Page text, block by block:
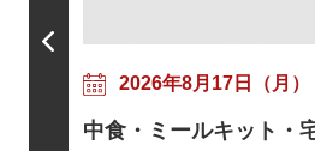
2026年8月17日（月
中食・ミールキット・